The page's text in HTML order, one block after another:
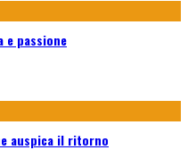
e passione
auspica il ritorno